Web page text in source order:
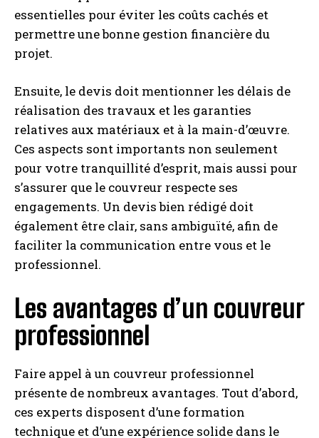
essentielles pour éviter les coûts cachés et
permettre une bonne gestion financière du
projet.
Ensuite, le devis doit mentionner les délais de
réalisation des travaux et les garanties
relatives aux matériaux et à la main-d’œuvre.
Ces aspects sont importants non seulement
pour votre tranquillité d’esprit, mais aussi pour
s’assurer que le couvreur respecte ses
engagements. Un devis bien rédigé doit
également être clair, sans ambiguïté, afin de
faciliter la communication entre vous et le
professionnel.
Les avantages d’un couvreur
professionnel
Faire appel à un couvreur professionnel
présente de nombreux avantages. Tout d’abord,
ces experts disposent d’une formation
technique et d’une expérience solide dans le